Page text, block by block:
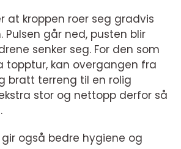
at kroppen roer seg gradvis
går ned, pusten blir
senker seg. For den som
topptur, kan overgangen fra
bratt terreng til en rolig
stor og nettopp derfor så
også bedre hygiene og